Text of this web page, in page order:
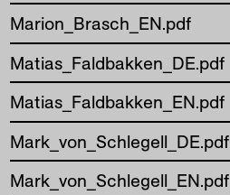
Marion_Brasch_EN.pdf
Matias_Faldbakken_DE.pdf
Matias_Faldbakken_EN.pdf
Mark_von_Schlegell_DE.pdf
Mark_von_Schlegell_EN.pdf